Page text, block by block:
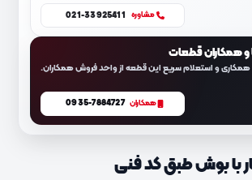
مشاوره 021-33925411
و همکاران قطعات
و استعلام سریع این قطعه از واحد فروش همکاران.
همکاران 0935-7884727
با بوش طبق کد فنی